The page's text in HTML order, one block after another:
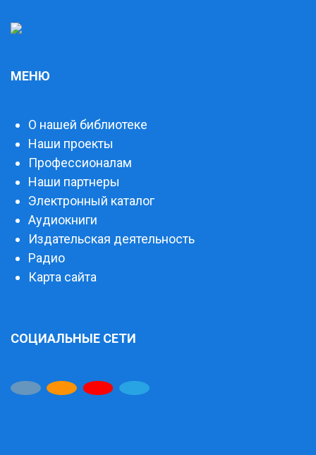
МЕНЮ
О нашей библиотеке
Наши проекты
Профессионалам
Наши партнеры
Электронный каталог
Аудиокниги
Издательская деятельность
Радио
Карта сайта
СОЦИАЛЬНЫЕ СЕТИ